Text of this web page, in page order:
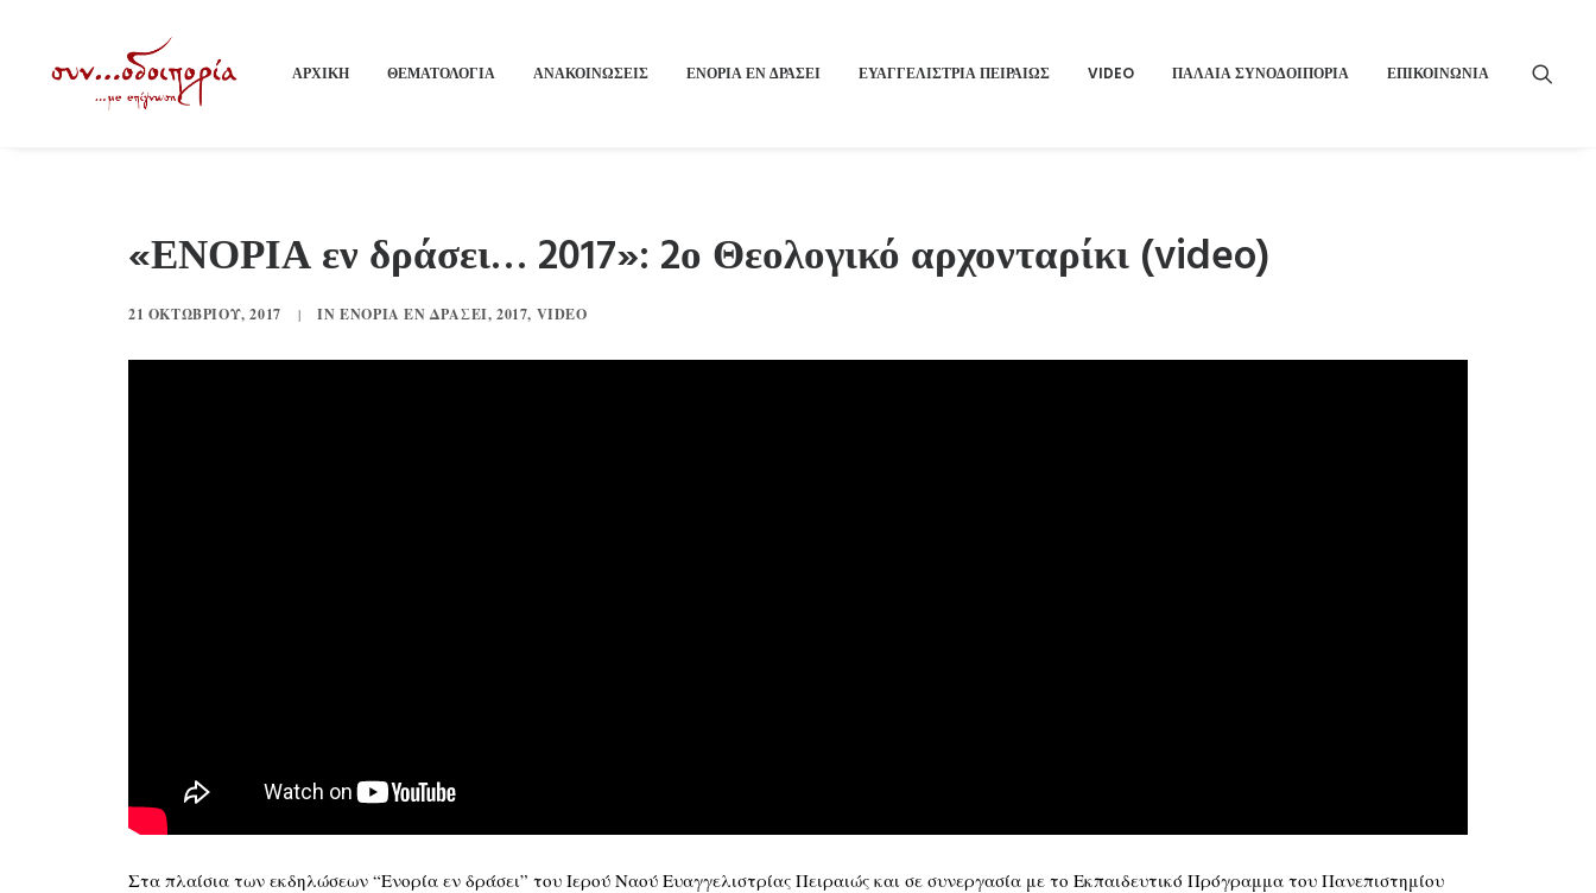
ΑΡΧΙΚΗ ΘΕΜΑΤΟΛΟΓΙΑ ΑΝΑΚΟΙΝΩΣΕΙΣ ΕΝΟΡΙΑ ΕΝ ΔΡΑΣΕΙ ΕΥΑΓΓΕΛΙΣΤΡΙΑ ΠΕΙΡΑΙΏΣ VIDEO ΠΑΛΑΙΑ ΣΥΝΟΔΟΙΠΟΡΙΑ ΕΠΙΚΟΙΝΩΝΙΑ
«ΕΝΟΡΙΑ εν δράσει… 2017»: 2ο Θεολογικό αρχονταρίκι (video)
21 ΟΚΤΩΒΡΊΟΥ, 2017 | INΕΝΟΡΊΑ ΕΝ ΔΡΆΣΕΙ,2017, VIDEO
Στα πλαίσια των εκδηλώσεων “Ενορία εν δράσει” του Ιερού Ναού Ευαγγελιστρίας Πειραιώς και σε συνεργασία με το Εκπαιδευτικό Πρόγραμμα του Πανεπιστημίου